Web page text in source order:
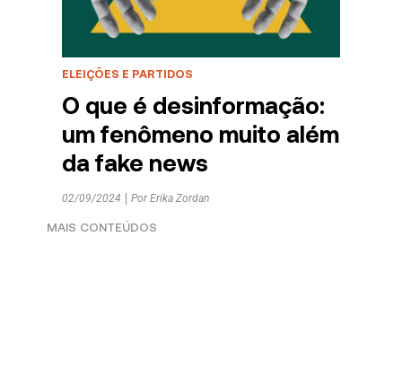
ELEIÇÕES E PARTIDOS
O que é desinformação:
um fenômeno muito além
da fake news
02/09/2024 Por Erika Zordan